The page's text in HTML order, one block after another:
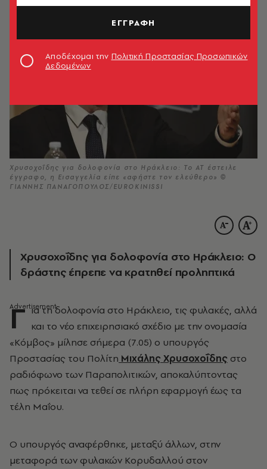
Χρυσοχοΐδης για δολοφονία στο Ηράκλειο: Το ΑΤ έστειλε
έγγραφο, η Εισαγγελία είπε «αφήστε τον ελεύθερο» ©
ΓΙΑΝΝΗΣ ΠΑΝΑΓΟΠΟΥΛΟΣ/EUROKINISSI
Χρυσοχοΐδης για δολοφονία στο Ηράκλειο: Ο
δράστης έπρεπε να κρατηθεί προληπτικά
Γ ια τη δολοφονία στο Ηράκλειο, τις φυλακές, αλλά
και το νέο επιχειρησιακό σχέδιο με την ονομασία
«Κόμβος» μίλησε σήμερα (7.05) ο υπουργός
Προστασίας του Πολίτη Μιχάλης Χρυσοχοΐδης στο
ραδιόφωνο των Παραπολιτικών, αποκαλύπτοντας
πως πρόκειται να τεθεί σε πλήρη εφαρμογή έως τα
τέλη Μαΐου.
Ο υπουργός αναφέρθηκε, μεταξύ άλλων, στην
μεταφορά των φυλακών Κορυδαλλού στον
ΕΓΓΡΑΦΗ
Αποδέχομαι την Πολιτική Προστασίας Προσωπικών
Δεδομένων